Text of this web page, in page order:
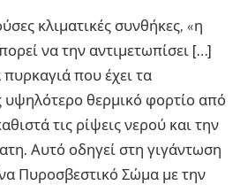
κλιματικές συνθήκες, «η
να την αντιμετωπίσει […]
πυρκαγιά που έχει τα
υψηλότερο θερμικό φορτίο από
τις ρίψεις νερού και την
Αυτό οδηγεί στη γιγάντωση
Πυροσβεστικό Σώμα με την